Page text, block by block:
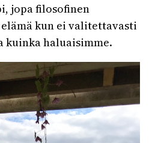
jopa filosofinen
kun ei valitettavasti
kuinka haluaisimme.